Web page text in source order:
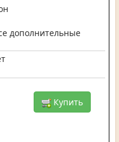
дополнительные
Купить